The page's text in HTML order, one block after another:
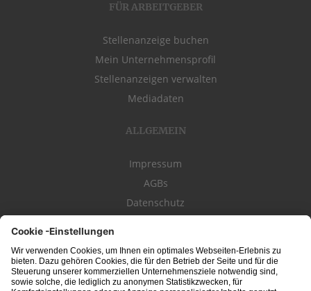
FÜR ARBEITGEBER
Stellenanzeige buchen
Mein Unternehmensprofil
Stellenanzeigen verwalten
Mediadaten
ALLGEMEIN
Impressum
AGBs
Datenschutz